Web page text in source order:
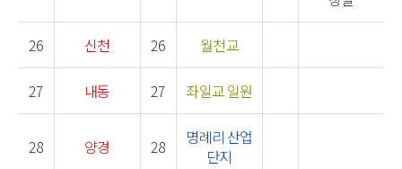
26 신천 26 월천교
27 내동 27 좌일교 일원
28 양경 28
명례리 산업
단지